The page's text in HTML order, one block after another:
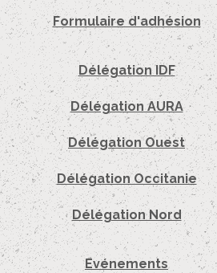
Formulaire d'adhésion
Délégation IDF
Délégation AURA
Délégation Ouest
Délégation Occitanie
Délégation Nord
Evénements